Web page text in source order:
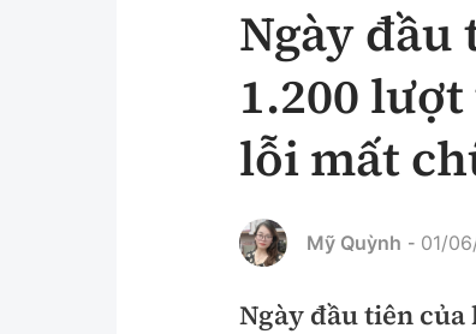
Chuyện dọc đường Vật liệu
Giám
Quản lý
An toàn
Giao
Ngày đầu
1.200
lỗi mất
Mỹ Quỳnh - 01/
Ngày đầu tiên